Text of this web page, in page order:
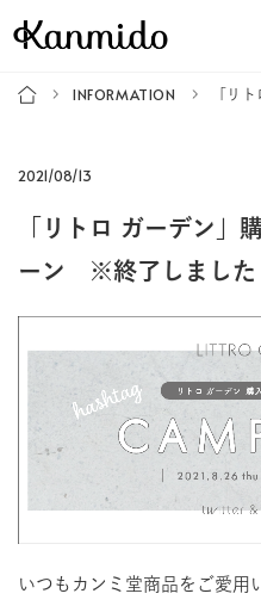
INFORMATION 「リ
2021/08/13
「リトロ ガーデン」
ーン ※終了しました
いつもカンミ堂商品をご愛用